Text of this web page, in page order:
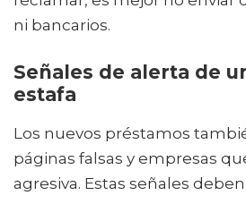
ni bancarios.
Señales de alerta de
estafa
Los nuevos préstamos
páginas falsas y empresas
agresiva. Estas señales